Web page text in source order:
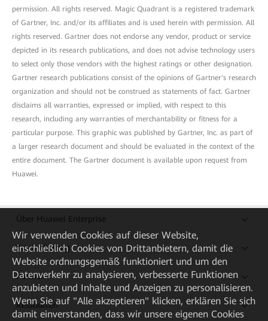
permission. All rights reserved. Magic Quadrant is a registered trademark
of Gartner, Inc. and/or its affiliates and is used herein with permission. All
rights reserved. Gartner does not endorse any vendor, product or service
depicted in its research publications, and does not advise technology users
to select only those vendors with the highest ratings or other designation.
Gartner research publications consist of the opinions of Gartner's research
organization and should not be construed as statements of fact. Gartner
disclaims all warranties, expressed or implied, with respect to this
research, including any warranties of merchantability or fitness for a
particular purpose. This graphic was published by Gartner, Inc. as part of
a larger research document and should be evaluated in the context of the
entire document. The Gartner document is available upon request from
Huawei.
Über Huawei Enterprise
Kaufanleitung
Partner
Ressourcen
Wir verwenden Cookies auf dieser Website,
einschließlich Cookies von Drittanbietern, damit die
Website ordnungsgemäß funktioniert und um den
Datenverkehr zu analysieren, verbesserte Funktionen
anzubieten und Inhalte und Anzeigen zu personalisieren.
Wenn Sie auf "Alle akzeptieren" klicken, erklären Sie sich
damit einverstanden, dass wir unsere eigenen Cookies